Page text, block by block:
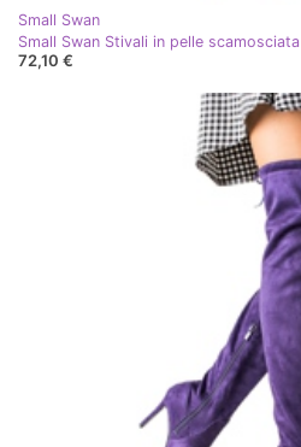
Small Swan
Small Swan Stivali in pelle
72,10 €